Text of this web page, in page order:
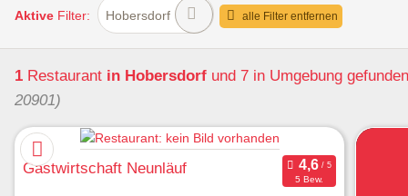
Hunde erlaubt Kapazität Sitzplätze im Freien
Aktive Filter: Hobersdorf alle Filter entfernen
1 Restaurant in Hobersdorf und 7 in Umgebung gefunden
20901)
Gastwirtschaft Neunläuf
5 Bew.